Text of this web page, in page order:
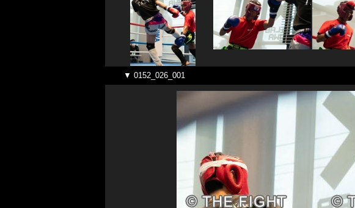
▼ 0152_026_001